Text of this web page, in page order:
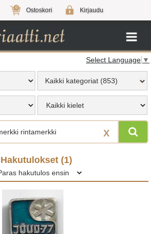
0 Ostoskori Kirjaudu
Select Language ▼
Kaikki kategoriat (853)
X
Hakutulokset (1)